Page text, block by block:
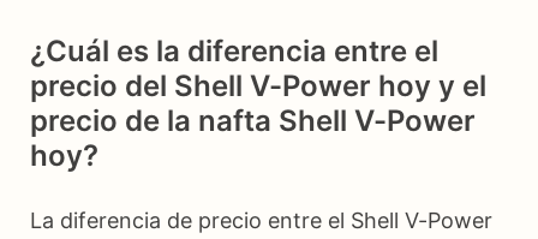
¿Cuál es la diferencia entre el
precio del Shell V-Power hoy y el
precio de la nafta Shell V-Power
hoy?
La diferencia de precio entre el Shell V-Power